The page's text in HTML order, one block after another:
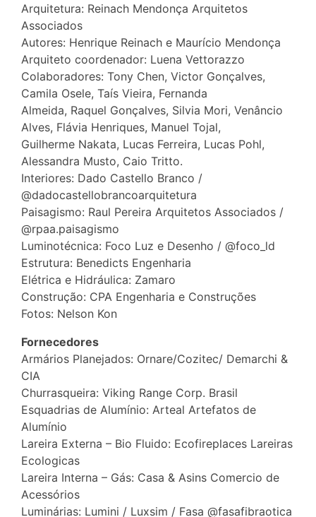
Arquitetura: Reinach Mendonça Arquitetos
Associados
Autores: Henrique Reinach e Maurício Mendonça
Arquiteto coordenador: Luena Vettorazzo
Colaboradores: Tony Chen, Victor Gonçalves,
Camila Osele, Taís Vieira, Fernanda
Almeida, Raquel Gonçalves, Silvia Mori, Venâncio
Alves, Flávia Henriques, Manuel Tojal,
Guilherme Nakata, Lucas Ferreira, Lucas Pohl,
Alessandra Musto, Caio Tritto.
Interiores: Dado Castello Branco /
@dadocastellobrancoarquitetura
Paisagismo: Raul Pereira Arquitetos Associados /
@rpaa.paisagismo
Luminotécnica: Foco Luz e Desenho / @foco_ld
Estrutura: Benedicts Engenharia
Elétrica e Hidráulica: Zamaro
Construção: CPA Engenharia e Construções
Fotos: Nelson Kon
Fornecedores
Armários Planejados: Ornare/Cozitec/ Demarchi &
CIA
Churrasqueira: Viking Range Corp. Brasil
Esquadrias de Alumínio: Arteal Artefatos de
Alumínio
Lareira Externa – Bio Fluido: Ecofireplaces Lareiras
Ecologicas
Lareira Interna – Gás: Casa & Asins Comercio de
Acessórios
Luminárias: Lumini / Luxsim / Fasa @fasafibraotica